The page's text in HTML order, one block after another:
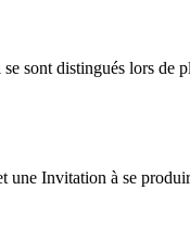
se sont distingués lors de
Invitation à se